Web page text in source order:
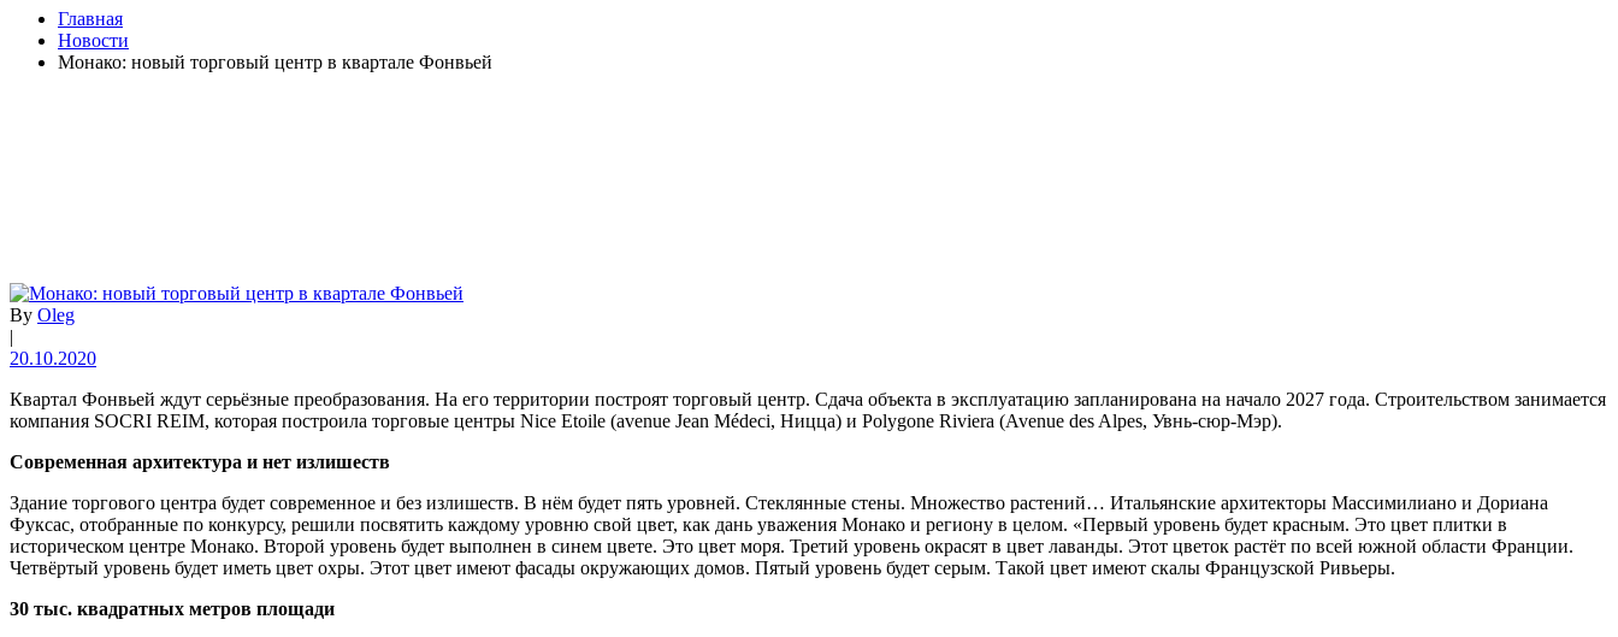
Главная
Новости
Монако: новый торговый центр в квартале Фонвьей
By Oleg
|
20.10.2020
Квартал Фонвьей ждут серьёзные преобразования. На его территории построят торговый центр. Сдача объекта в эксплуатацию запланирована на начало 2027 года. Строительством занимается
компания SOCRI REIM, которая построила торговые центры Nice Etoile (avenue Jean Médeci, Ницца) и Polygone Riviera (Avenue des Alpes, Увнь-сюр-Мэр).
Современная архитектура и нет излишеств
Здание торгового центра будет современное и без излишеств. В нём будет пять уровней. Стеклянные стены. Множество растений… Итальянские архитекторы Массимилиано и Дориана
Фуксас, отобранные по конкурсу, решили посвятить каждому уровню свой цвет, как дань уважения Монако и региону в целом. «Первый уровень будет красным. Это цвет плитки в
историческом центре Монако. Второй уровень будет выполнен в синем цвете. Это цвет моря. Третий уровень окрасят в цвет лаванды. Этот цветок растёт по всей южной области Франции.
Четвёртый уровень будет иметь цвет охры. Этот цвет имеют фасады окружающих домов. Пятый уровень будет серым. Такой цвет имеют скалы Французской Ривьеры.
30 тыс. квадратных метров площади